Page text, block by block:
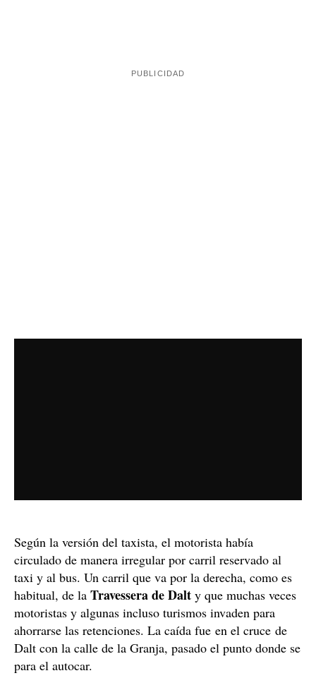
Según la versión del taxista, el motorista había
circulado de manera irregular por carril reservado al
taxi y al bus. Un carril que va por la derecha, como es
habitual, de la Travessera de Dalt y que muchas veces
motoristas y algunas incluso turismos invaden para
ahorrarse las retenciones. La caída fue en el cruce de
Dalt con la calle de la Granja, pasado el punto donde se
para el autocar.